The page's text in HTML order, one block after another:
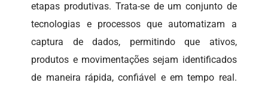
etapas produtivas. Trata-se de um conjunto de
tecnologias e processos que automatizam a
captura de dados, permitindo que ativos,
produtos e movimentações sejam identificados
de maneira rápida, confiável e em tempo real.